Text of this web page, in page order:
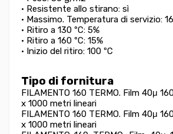
• Resistente allo stirano: sì
• Massimo. Temperatura di servizio:
• Ritiro a 130 ºC: 5%
• Ritiro a 160 ºC: 15%
• Inizio del ritiro: 100 ºC
Tipo di fornitura
FILAMENTO 160 TERMO. Film 40μ
x 1000 metri lineari
FILAMENTO 160 TERMO. Film 40μ
x 1000 metri lineari